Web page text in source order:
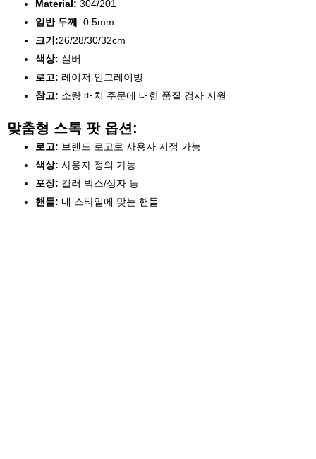
Material: 304/201
일반 두께: 0.5mm
크기:26/28/30/32cm
색상: 실버
로고: 레이저 인그레이빙
참고: 소량 배치 주문에 대한 품질 검사 지원
맞춤형 스톡 팟 옵션:
로고: 브랜드 로고로 사용자 지정 가능
색상: 사용자 정의 가능
포장: 컬러 박스/상자 등
핸들: 내 스타일에 맞는 핸들